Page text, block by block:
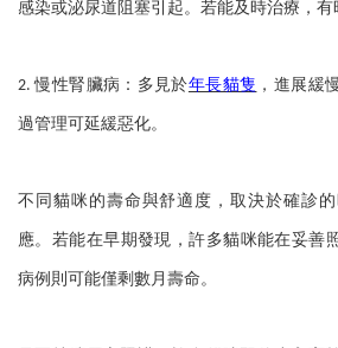
感染或泌尿道阻塞引起。若能及時治療，有
2.慢性腎臟病：多見於年長貓隻 ，進展緩
過管理可延緩惡化。
不同貓咪的壽命與舒適度，取決於確診
應。若能在早期發現，許多貓咪能在妥善
病例則可能僅剩數月壽命。